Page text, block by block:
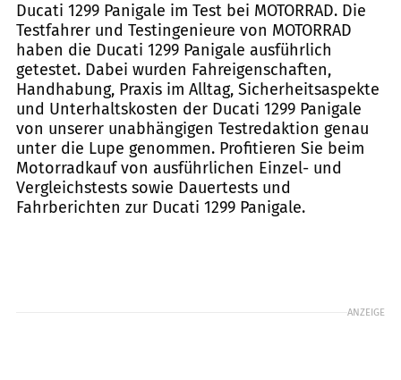
Ducati 1299 Panigale im Test bei MOTORRAD. Die
Testfahrer und Testingenieure von MOTORRAD
haben die Ducati 1299 Panigale ausführlich
getestet. Dabei wurden Fahreigenschaften,
Handhabung, Praxis im Alltag, Sicherheitsaspekte
und Unterhaltskosten der Ducati 1299 Panigale
von unserer unabhängigen Testredaktion genau
unter die Lupe genommen. Profitieren Sie beim
Motorradkauf von ausführlichen Einzel- und
Vergleichstests sowie Dauertests und
Fahrberichten zur Ducati 1299 Panigale.
ANZEIGE